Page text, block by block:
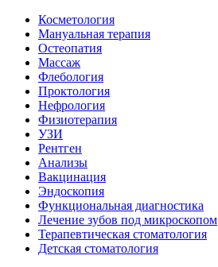
Косметология
Мануальная терапия
Остеопатия
Массаж
Флебология
Проктология
Нефрология
Физиотерапия
УЗИ
Рентген
Анализы
Вакцинация
Эндоскопия
Функциональная диагностика
Лечение зубов под микроскопом
Терапевтическая стоматология
Детская стоматология